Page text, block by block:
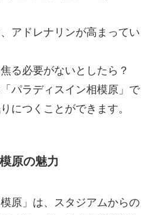
アドレナリンが高まってい
る必要がないとしたら？
パラディスイン相模原」で
につくことができます。
原の魅力
原」は、スタジアムからの